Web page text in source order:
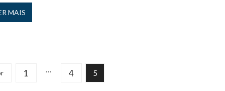
MAIS
1 … 4 5